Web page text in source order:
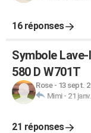
16 réponses
Symbole
580 D W701T
Rose- 13 sept.
Mimi- 21
21 réponses